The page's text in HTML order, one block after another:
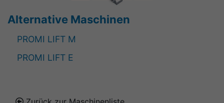
Alternative Maschinen
PROMI LIFT M
PROMI LIFT E